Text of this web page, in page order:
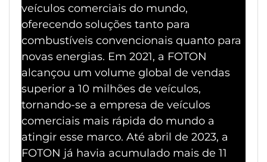
veículos comerciais do mundo,
oferecendo soluções tanto para
combustíveis convencionais quanto para
novas energias. Em 2021, a FOTON
alcançou um volume global de vendas
superior a 10 milhões de veículos,
tornando-se a empresa de veículos
comerciais mais rápida do mundo a
atingir esse marco. Até abril de 2023, a
FOTON já havia acumulado mais de 11